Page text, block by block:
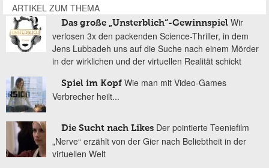
ARTIKEL ZUM THEMA
Das große „Unsterblich“-Gewinnspiel Wir
verlosen 3x den packenden Science-Thriller, in dem
Jens Lubbadeh uns auf die Suche nach einem Mörder
in der wirklichen und der virtuellen Realität schickt
Spiel im Kopf Wie man mit Video-Games
Verbrecher heilt...
Die Sucht nach Likes Der pointierte Teeniefilm
„Nerve“ erzählt von der Gier nach Beliebtheit in der
virtuellen Welt